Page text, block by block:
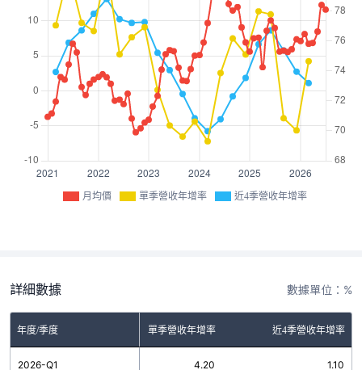
月均價 單季營收年增率 近4季營收年增率
詳細數據 數據單位：%
年度/季度 單季營收年增率 近4季營收年增率
2026-Q1 4.20 1.10